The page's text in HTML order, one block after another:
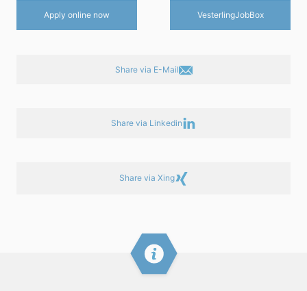
Apply online now Vesterling­JobBox
Share via E-Mail
Share via Linkedin
Share via Xing